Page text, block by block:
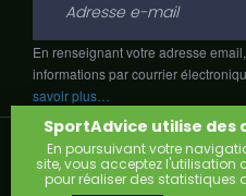
En renseignant votre adresse
informations par courrier
savoir plus…
Copyright © 2026,
Narobaz.
SportAdvice utilise des
En poursuivant votre
site, vous acceptez l'utilisation
pour réaliser des statistiques